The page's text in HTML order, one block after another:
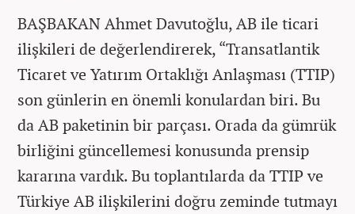
BAŞBAKAN Ahmet Davutoğlu, AB ile ticari
ilişkileri de değerlendirerek, “Transatlantik
Ticaret ve Yatırım Ortaklığı Anlaşması (TTIP)
son günlerin en önemli konulardan biri. Bu
da AB paketinin bir parçası. Orada da gümrük
birliğini güncellemesi konusunda prensip
kararına vardık. Bu toplantılarda da TTIP ve
Türkiye AB ilişkilerini doğru zeminde tutmayı